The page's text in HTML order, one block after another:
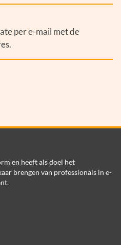
per e-mail met de
en heeft als doel het
brengen van professionals in e-